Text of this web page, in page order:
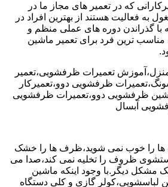
که در تعمیر های مجاز ما در
به فعالیت هستند از بهترین افراد در
با گذراندن دوره های عملی منظم و
مناسب ترین فرد برای تعمیر ماشین
تعمیرات ظرفشویی،تعمیر
ظرفشویی دوو،تعمیرکار
ظرفشویی دوو،تعمیرات ظرفشویی
آبسال
را خوب نمی شوید،ظرف ها را خشک
ظروف را تخلیه نمی کند،صدا می
مشکل دیگر.با وجود اینکه ماشین
گازی و کلی دستگاه